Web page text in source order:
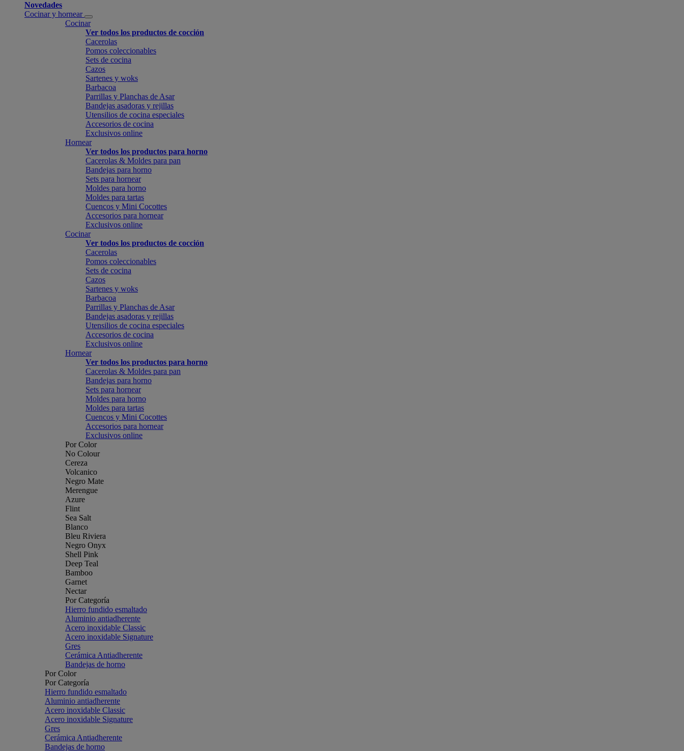
Novedades
Cocinar y hornear
Cocinar
Ver todos los productos de cocción
Cacerolas
Pomos coleccionables
Sets de cocina
Cazos
Sartenes y woks
Barbacoa
Parrillas y Planchas de Asar
Bandejas asadoras y rejillas
Utensilios de cocina especiales
Accesorios de cocina
Exclusivos online
Hornear
Ver todos los productos para horno
Cacerolas & Moldes para pan
Bandejas para horno
Sets para hornear
Moldes para horno
Moldes para tartas
Cuencos y Mini Cocottes
Accesorios para hornear
Exclusivos online
Cocinar
Ver todos los productos de cocción
Cacerolas
Pomos coleccionables
Sets de cocina
Cazos
Sartenes y woks
Barbacoa
Parrillas y Planchas de Asar
Bandejas asadoras y rejillas
Utensilios de cocina especiales
Accesorios de cocina
Exclusivos online
Hornear
Ver todos los productos para horno
Cacerolas & Moldes para pan
Bandejas para horno
Sets para hornear
Moldes para horno
Moldes para tartas
Cuencos y Mini Cocottes
Accesorios para hornear
Exclusivos online
Por Color
No Colour
Cereza
Volcanico
Negro Mate
Merengue
Azure
Flint
Sea Salt
Blanco
Bleu Riviera
Negro Onyx
Shell Pink
Deep Teal
Bamboo
Garnet
Nectar
Por Categoría
Hierro fundido esmaltado
Aluminio antiadherente
Acero inoxidable Classic
Acero inoxidable Signature
Gres
Cerámica Antiadherente
Bandejas de horno
Por Color
Por Categoría
Hierro fundido esmaltado
Aluminio antiadherente
Acero inoxidable Classic
Acero inoxidable Signature
Gres
Cerámica Antiadherente
Bandejas de horno